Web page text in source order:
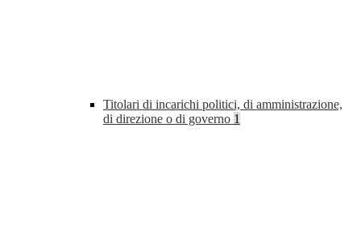
Titolari di incarichi politici, di amministrazione,
di direzione o di governo 1